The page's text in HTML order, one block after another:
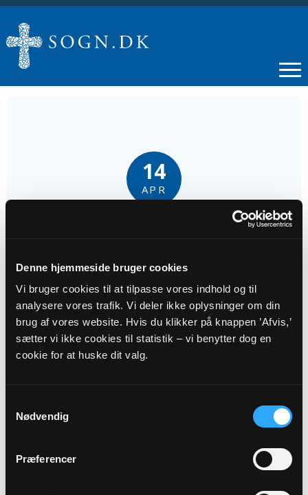
Denne hjemmeside bruger cookies
Vi bruger cookies til at tilpasse vores indhold og til
analysere vores trafik. Vi deler ikke oplysninger om din
brug af vores website. Hvis du klikker på knappen ’Afvis,’
sætter vi ikke cookies til statistik – vi benytter dog en
cookie for at huske dit valg.
Nødvendig
Præferencer
14
APR
Tidspunkt
kl. 16:00
Sted
Sognegården i Vindinge
Velkommen til en eftermiddag for kreative sjæle. Alle er
velkomne, børn under seks år dog kun i følge med en
instruktion, som er lige til at gå til. Der kræves ingen
forudsætninger andet end lysten til at skabe noget med